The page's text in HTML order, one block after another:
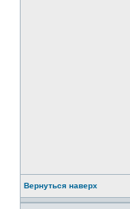
Вернуться наверх